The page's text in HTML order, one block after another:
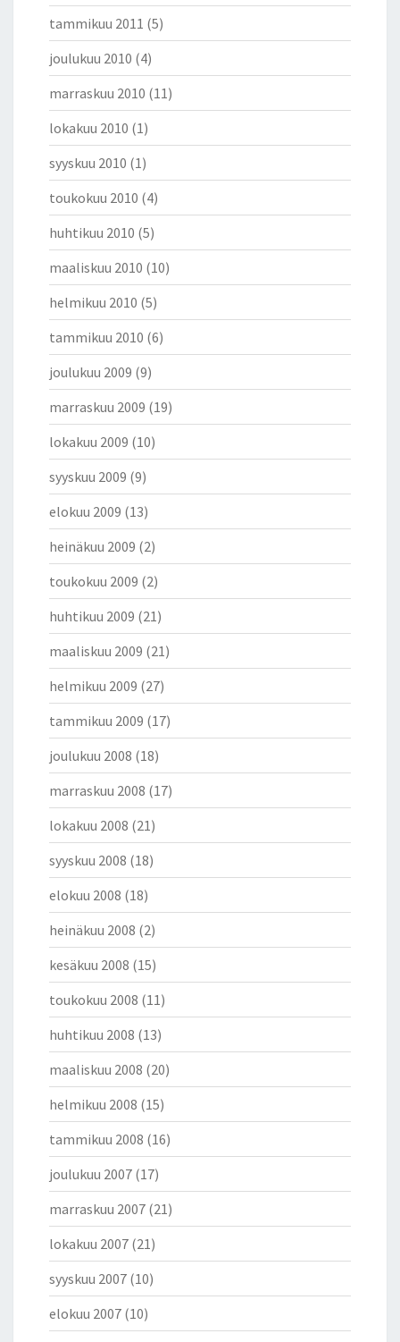
tammikuu 2011 (5)
joulukuu 2010 (4)
marraskuu 2010 (11)
lokakuu 2010 (1)
syyskuu 2010 (1)
toukokuu 2010 (4)
huhtikuu 2010 (5)
maaliskuu 2010 (10)
helmikuu 2010 (5)
tammikuu 2010 (6)
joulukuu 2009 (9)
marraskuu 2009 (19)
lokakuu 2009 (10)
syyskuu 2009 (9)
elokuu 2009 (13)
heinäkuu 2009 (2)
toukokuu 2009 (2)
huhtikuu 2009 (21)
maaliskuu 2009 (21)
helmikuu 2009 (27)
tammikuu 2009 (17)
joulukuu 2008 (18)
marraskuu 2008 (17)
lokakuu 2008 (21)
syyskuu 2008 (18)
elokuu 2008 (18)
heinäkuu 2008 (2)
kesäkuu 2008 (15)
toukokuu 2008 (11)
huhtikuu 2008 (13)
maaliskuu 2008 (20)
helmikuu 2008 (15)
tammikuu 2008 (16)
joulukuu 2007 (17)
marraskuu 2007 (21)
lokakuu 2007 (21)
syyskuu 2007 (10)
elokuu 2007 (10)